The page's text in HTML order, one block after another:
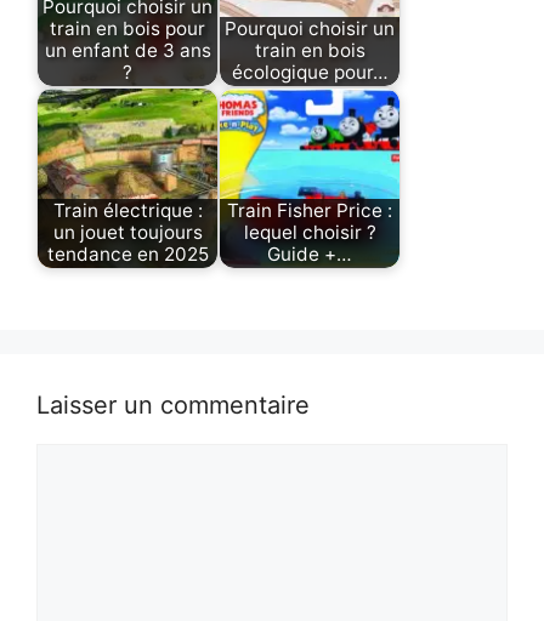
Pourquoi choisir un
train en bois pour
un enfant de 3 ans
?
Pourquoi choisir un
train en bois
écologique pour…
Train électrique :
un jouet toujours
tendance en 2025
Train Fisher Price :
lequel choisir ?
Guide +…
Laisser un commentaire